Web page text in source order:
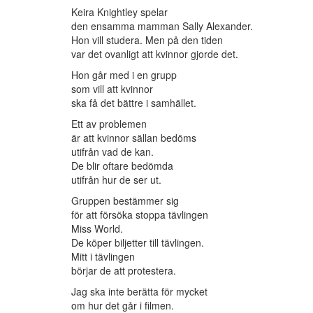
Keira Knightley spelar
den ensamma mamman Sally Alexander.
Hon vill studera. Men på den tiden
var det ovanligt att kvinnor gjorde det.
Hon går med i en grupp
som vill att kvinnor
ska få det bättre i samhället.
Ett av problemen
är att kvinnor sällan bedöms
utifrån vad de kan.
De blir oftare bedömda
utifrån hur de ser ut.
Gruppen bestämmer sig
för att försöka stoppa tävlingen
Miss World.
De köper biljetter till tävlingen.
Mitt i tävlingen
börjar de att protestera.
Jag ska inte berätta för mycket
om hur det går i filmen.